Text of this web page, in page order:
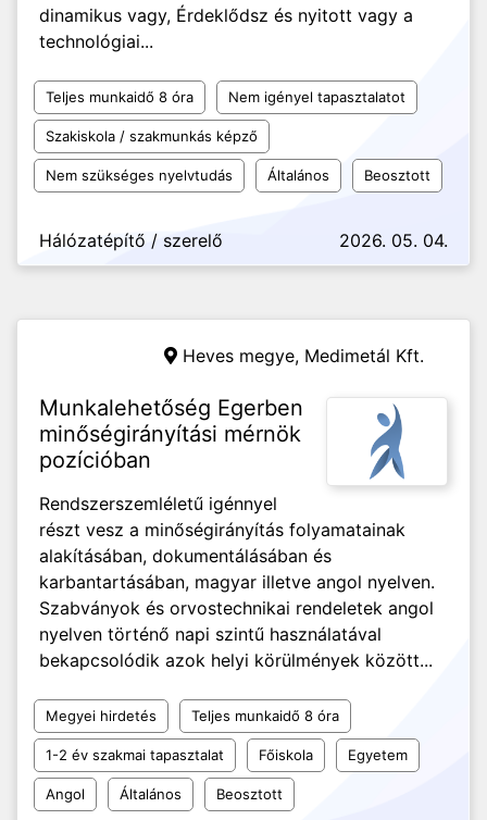
dinamikus vagy, Érdeklődsz és nyitott vagy a
technológiai...
Teljes munkaidő 8 óra Nem igényel tapasztalatot
Szakiskola / szakmunkás képző
Nem szükséges nyelvtudás Általános Beosztott
Hálózatépítő / szerelő 2026. 05. 04.
Heves megye, Medimetál Kft.
Munkalehetőség Egerben
minőségirányítási mérnök
pozícióban
Rendszerszemléletű igénnyel
részt vesz a minőségirányítás folyamatainak
alakításában, dokumentálásában és
karbantartásában, magyar illetve angol nyelven.
Szabványok és orvostechnikai rendeletek angol
nyelven történő napi szintű használatával
bekapcsolódik azok helyi körülmények között...
Megyei hirdetés Teljes munkaidő 8 óra
1-2 év szakmai tapasztalat Főiskola Egyetem
Angol Általános Beosztott